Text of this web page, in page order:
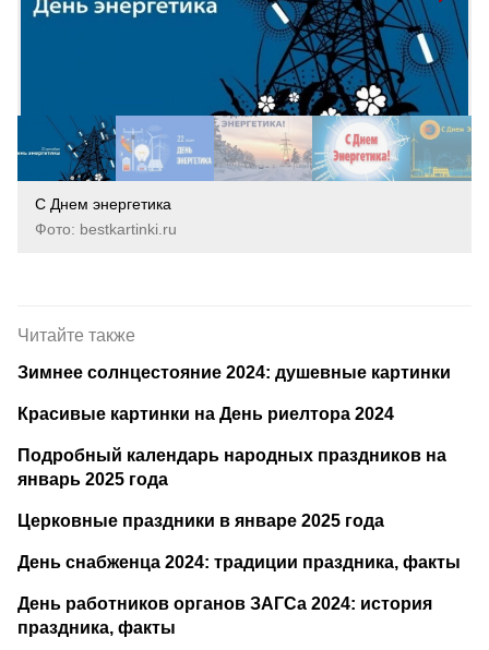
С Днем энергетика
Фото: bestkartinki.ru
Читайте также
Зимнее солнцестояние 2024: душевные картинки
Красивые картинки на День риелтора 2024
Подробный календарь народных праздников на
январь 2025 года
Церковные праздники в январе 2025 года
День снабженца 2024: традиции праздника, факты
День работников органов ЗАГСа 2024: история
праздника, факты